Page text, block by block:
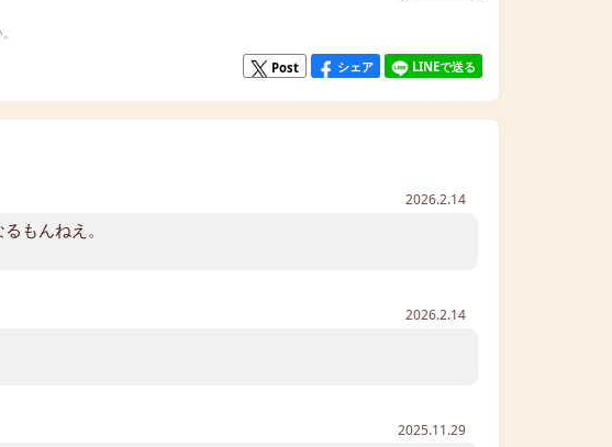
Post シェア LINEで送る
2026.2.14
もんねえ。
2026.2.14
2025.11.29